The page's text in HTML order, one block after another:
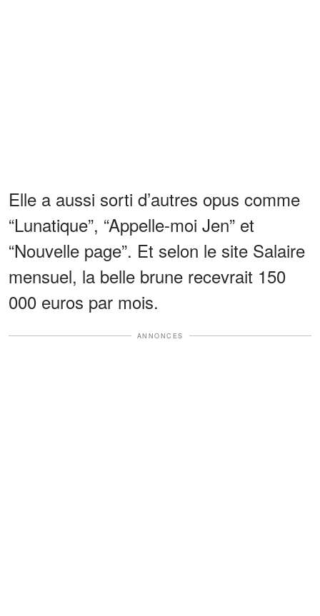
Elle a aussi sorti d’autres opus comme
“Lunatique”, “Appelle-moi Jen” et
“Nouvelle page”. Et selon le site Salaire
mensuel, la belle brune recevrait 150
000 euros par mois.
ANNONCES